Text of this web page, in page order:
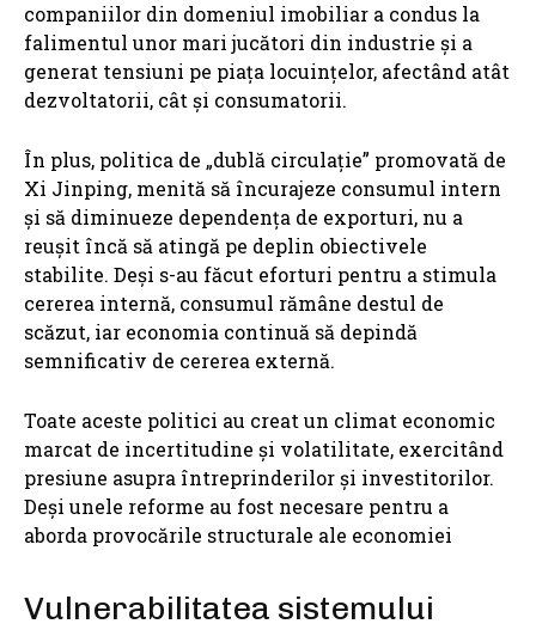
companiilor din domeniul imobiliar a condus la
falimentul unor mari jucători din industrie și a
generat tensiuni pe piața locuințelor, afectând atât
dezvoltatorii, cât și consumatorii.
În plus, politica de „dublă circulație” promovată de
Xi Jinping, menită să încurajeze consumul intern
și să diminueze dependența de exporturi, nu a
reușit încă să atingă pe deplin obiectivele
stabilite. Deși s-au făcut eforturi pentru a stimula
cererea internă, consumul rămâne destul de
scăzut, iar economia continuă să depindă
semnificativ de cererea externă.
Toate aceste politici au creat un climat economic
marcat de incertitudine și volatilitate, exercitând
presiune asupra întreprinderilor și investitorilor.
Deși unele reforme au fost necesare pentru a
aborda provocările structurale ale economiei
Vulnerabilitatea sistemului